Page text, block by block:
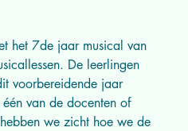
het 7de jaar musical van
De leerlingen
voorbereidende jaar
van de docenten of
we zicht hoe we de